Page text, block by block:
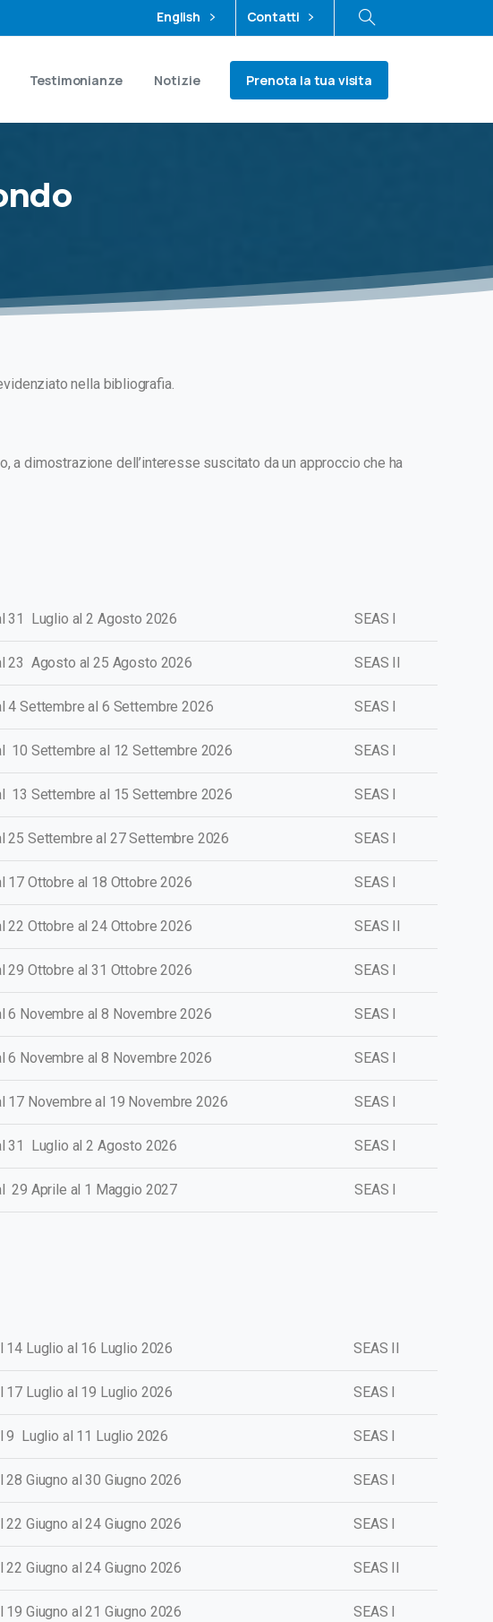
English Contatti
Testimonianze Notizie Prenota la tua visita
nella bibliografia.
a dimostrazione dell’interesse suscitato da un approccio che ha
31 Luglio al 2 Agosto 2026 SEAS I
23 Agosto al 25 Agosto 2026 SEAS II
4 Settembre al 6 Settembre 2026 SEAS I
10 Settembre al 12 Settembre 2026 SEAS I
13 Settembre al 15 Settembre 2026 SEAS I
25 Settembre al 27 Settembre 2026 SEAS I
17 Ottobre al 18 Ottobre 2026 SEAS I
22 Ottobre al 24 Ottobre 2026 SEAS II
29 Ottobre al 31 Ottobre 2026 SEAS I
6 Novembre al 8 Novembre 2026 SEAS I
6 Novembre al 8 Novembre 2026 SEAS I
17 Novembre al 19 Novembre 2026 SEAS I
31 Luglio al 2 Agosto 2026 SEAS I
29 Aprile al 1 Maggio 2027 SEAS I
14 Luglio al 16 Luglio 2026 SEAS II
17 Luglio al 19 Luglio 2026 SEAS I
9 Luglio al 11 Luglio 2026 SEAS I
28 Giugno al 30 Giugno 2026 SEAS I
22 Giugno al 24 Giugno 2026 SEAS I
22 Giugno al 24 Giugno 2026 SEAS II
19 Giugno al 21 Giugno 2026 SEAS I